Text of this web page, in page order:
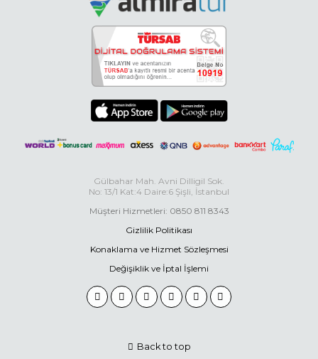
Gülbahar Mah. Avni Dilligil Sok.
No: 13/1 Kat:4 Daire:6 Şişli, İstanbul
Müşteri Hizmetleri: 0850 811 8343
Gizlilik Politikası
Konaklama ve Hizmet Sözleşmesi
Değişiklik ve İptal İşlemi
Back to top